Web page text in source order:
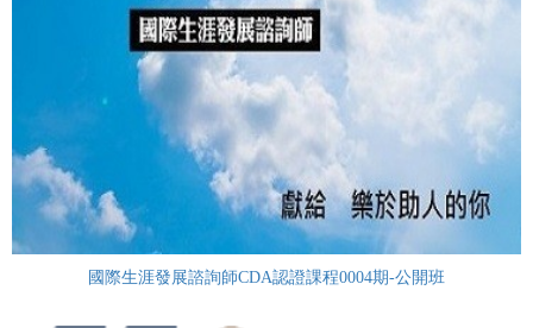
國際生涯發展諮詢師CDA認證課程0004期-公開班